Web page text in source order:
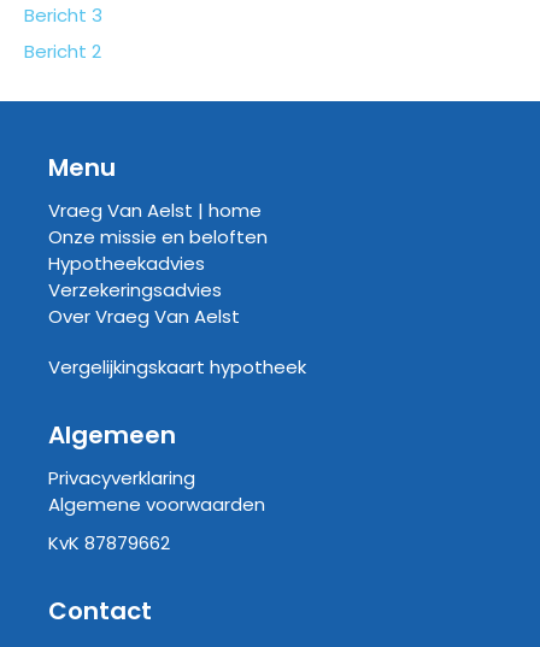
Bericht 3
Bericht 2
Menu
Vraeg Van Aelst | home
Onze missie en beloften
Hypotheekadvies
Verzekeringsadvies
Over Vraeg Van Aelst
Vergelijkingskaart hypotheek
Algemeen
Privacyverklaring
Algemene voorwaarden
KvK 87879662
Contact